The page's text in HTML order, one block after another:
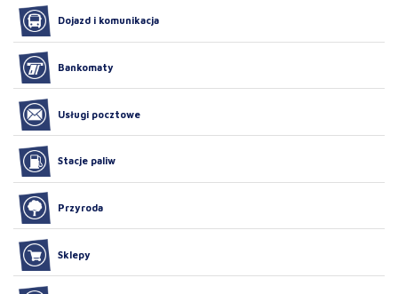
Dojazd i komunikacja
Bankomaty
Usługi pocztowe
Stacje paliw
Przyroda
Sklepy